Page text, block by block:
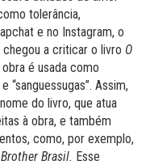
tolerância,
e no Instagram, o
a criticar o livro O
é usada como
Assim,
do livro, que atua
à obra, e também
como, por exemplo,
Brasil. Esse